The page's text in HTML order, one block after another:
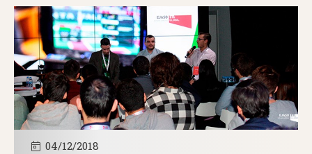
04/12/2018